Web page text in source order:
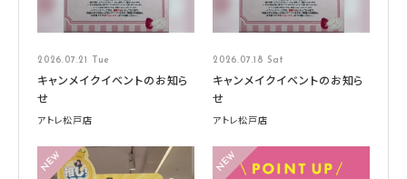
2026.07.21 Tue
キャンメイクイベントのお知ら
せ
アトレ松戸店
2026.07.18 Sat
キャンメイクイベントのお知ら
せ
アトレ松戸店